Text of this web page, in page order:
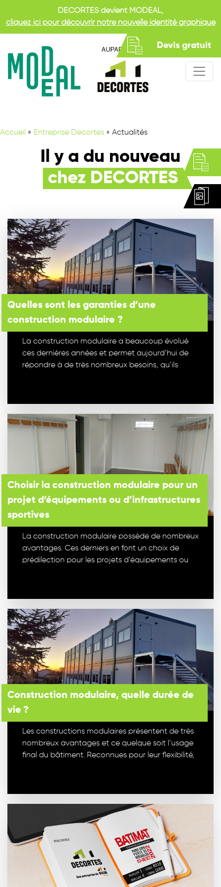
DECORTES devient MODEAL,
cliquez ici pour découvrir notre nouvelle identité graphique
Devis gratuit
Accueil » Entreprise Decortes » Actualités
Il y a du nouveau
chez DECORTES
Quelles sont les garanties d’une
construction modulaire ?
La construction modulaire a beaucoup évolué
ces dernières années et permet aujourd’hui de
répondre à de très nombreux besoins, qu’ils
Choisir la construction modulaire pour un
projet d’équipements ou d’infrastructures
sportives
La construction modulaire possède de nombreux
avantages. Ces derniers en font un choix de
prédilection pour les projets d’équipements ou
Construction modulaire, quelle durée de
vie ?
Les constructions modulaires présentent de très
nombreux avantages et ce quelque soit l’usage
final du bâtiment. Reconnues pour leur flexibilité,